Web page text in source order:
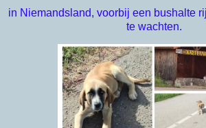
in Niemandsland, voorbij een bushalte
te wachten.